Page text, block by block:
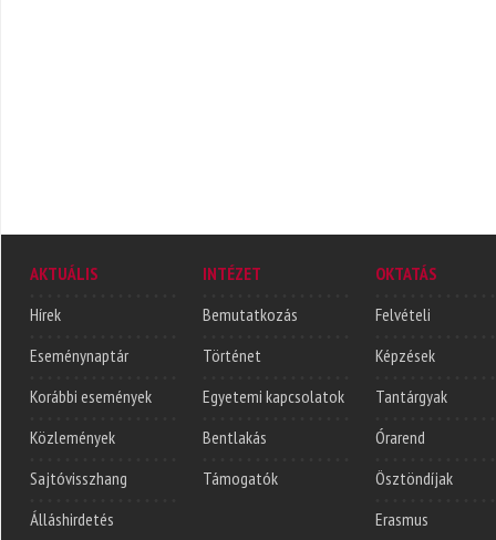
AKTUÁLIS
Hírek
Eseménynaptár
Korábbi események
Közlemények
Sajtóvisszhang
Álláshirdetés
INTÉZET
Bemutatkozás
Történet
Egyetemi kapcsolatok
Bentlakás
Támogatók
OKTATÁS
Felvételi
Képzések
Tantárgyak
Órarend
Ösztöndíjak
Erasmus